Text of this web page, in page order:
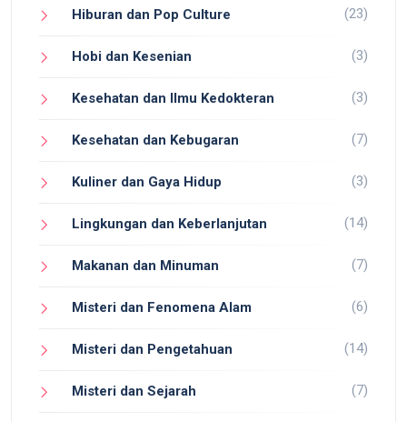
Hiburan dan Pop Culture (23)
Hobi dan Kesenian (3)
Kesehatan dan Ilmu Kedokteran (3)
Kesehatan dan Kebugaran (7)
Kuliner dan Gaya Hidup (3)
Lingkungan dan Keberlanjutan (14)
Makanan dan Minuman (7)
Misteri dan Fenomena Alam (6)
Misteri dan Pengetahuan (14)
Misteri dan Sejarah (7)